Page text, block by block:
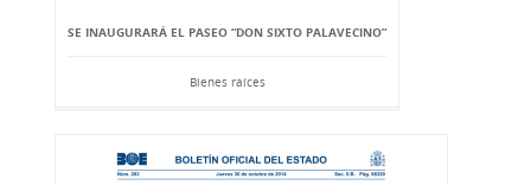
SE INAUGURARÁ EL PASEO “DON SIXTO PALAVECINO”
Bienes raíces